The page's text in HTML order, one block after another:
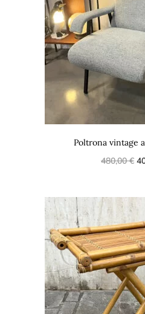
Poltrona vintage
480,00€